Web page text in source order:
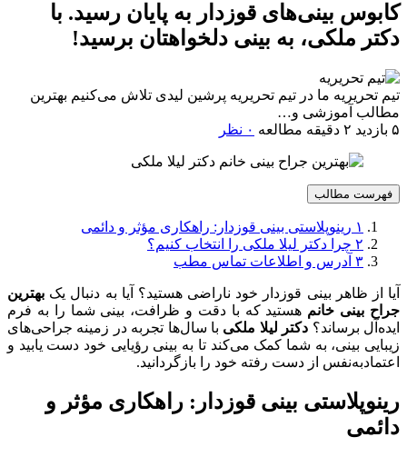
کابوس بینی‌های قوزدار به پایان رسید. با
دکتر ملکی، به بینی دلخواهتان برسید!
تیم تحریریه ما در تیم تحریریه پرشین لیدی تلاش می‌کنیم بهترین
مطالب آموزشی و…
۵ بازدید
۲ دقیقه مطالعه ۰ نظر
فهرست مطالب
۱ رینوپلاستی بینی قوزدار: راهکاری مؤثر و دائمی
۲ چرا دکتر لیلا ملکی را انتخاب کنیم؟
۳ آدرس و اطلاعات تماس مطب
آیا از ظاهر بینی قوزدار خود ناراضی هستید؟ آیا به دنبال یک بهترین
جراح بینی خانم هستید که با دقت و ظرافت، بینی شما را به فرم
ایده‌آل برساند؟ دکتر لیلا ملکی با سال‌ها تجربه در زمینه جراحی‌های
زیبایی بینی، به شما کمک می‌کند تا به بینی رؤیایی خود دست یابید و
اعتمادبه‌نفس از دست رفته خود را بازگردانید.
رینوپلاستی بینی قوزدار: راهکاری مؤثر و
دائمی